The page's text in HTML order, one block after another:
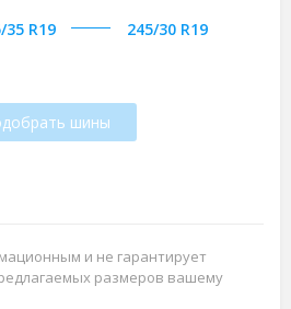
35 R19 245/30 R19
шины
и не гарантирует
размеров вашему